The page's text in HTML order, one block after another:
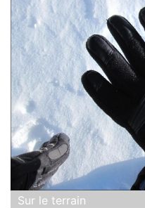
Sur le terrain